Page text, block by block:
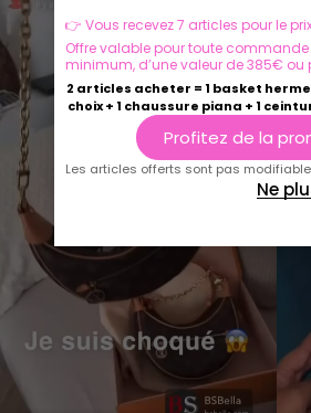
Play
👉 Vous recevez 7 articles pour le
Offre valable pour toute
minimum, d’une valeur de 385€ ou
2 articles acheter = 1 basket
choix + 1 chaussure piana + 1
Profitez de la
Les articles offerts sont pas
Ne